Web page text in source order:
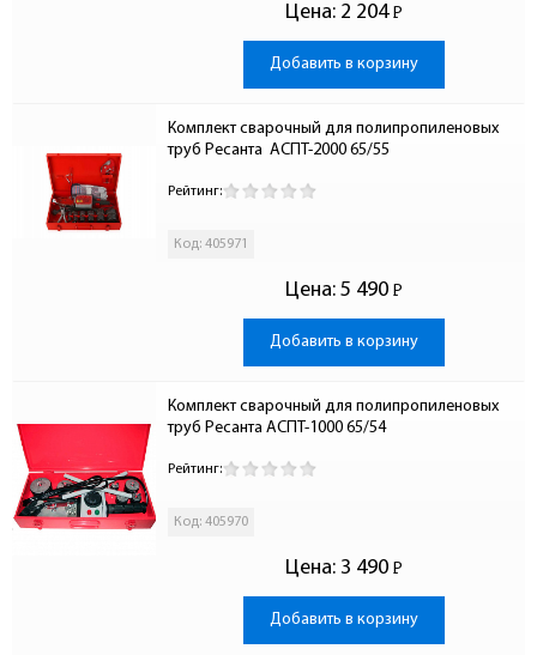
Цена: 2 204 Р
-
Добавить в корзину
Комплект сварочный для полипропиленовых
труб Ресанта  АСПТ-2000 65/55
Рейтинг:
Код: 405971
Цена: 5 490 Р
-
Добавить в корзину
Комплект сварочный для полипропиленовых
труб Ресанта АСПТ-1000 65/54
Рейтинг:
Код: 405970
Цена: 3 490 Р
-
Добавить в корзину